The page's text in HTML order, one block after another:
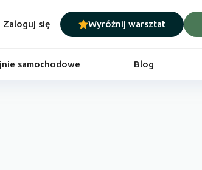
Zaloguj się Wyróżnij warsztat
samochodowe Blog